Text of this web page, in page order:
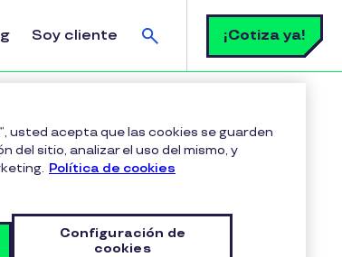
Soy cliente
Buscar
¡Cotiza ya!
usted acepta que las cookies se guarden
del sitio, analizar el uso del mismo, y
Política de cookies
Configuración de
cookies